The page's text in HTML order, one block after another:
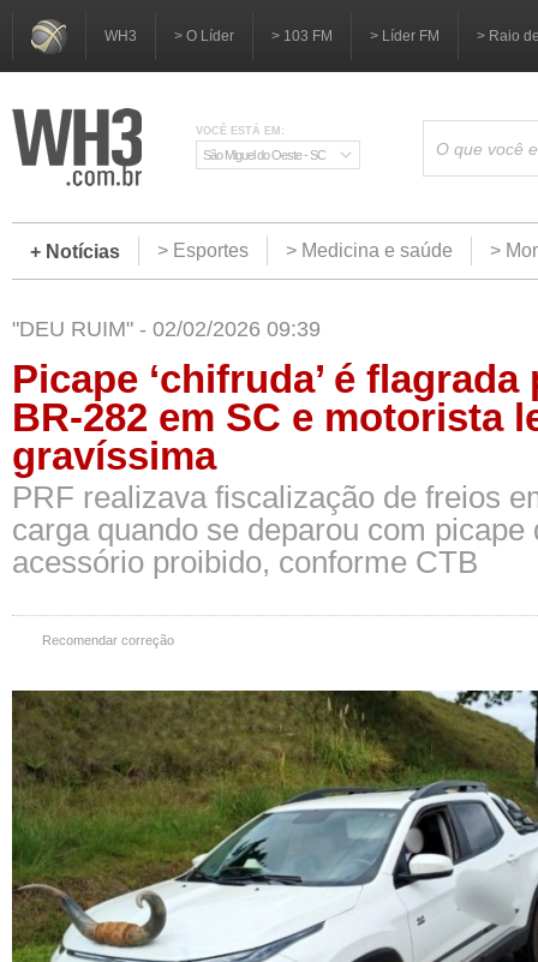
WH3 > O Líder > 103 FM > Líder FM > Raio
VOCÊ ESTÁ EM:
São Miguel do Oeste - SC
+ Notícias > Esportes > Medicina e saúde >
"DEU RUIM" - 02/02/2026 09:39
Picape ‘chifruda’ é flagrada
BR-282 em SC e motorista
gravíssima
PRF realizava fiscalização de freios
carga quando se deparou com picape
acessório proibido, conforme CTB
Recomendar correção